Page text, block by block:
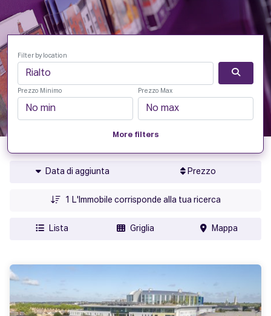
Filter by location
Prezzo Minimo Prezzo Max
More filters
Data di aggiunta Prezzo
1 L'Immobile corrisponde alla tua ricerca
Lista Griglia Mappa